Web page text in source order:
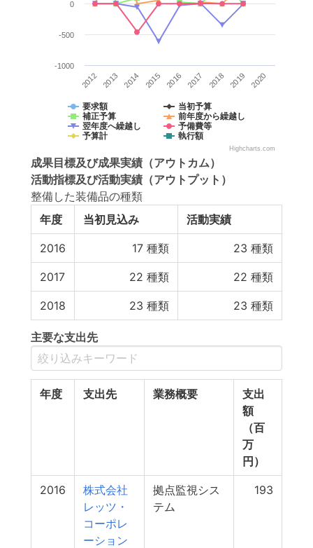
要求額
当初予算
補正予算
前年度から繰越し
翌年度へ繰越し
予備費等
予算計
執行額
2012 2013 2014 2015 2016 2017 2018 2019 2020
-1000
-500
0
Highcharts.com
成果目標及び成果実績 （アウトカム）
活動指標及び活動実績 （アウトプット）
整備した装備品の種類
年度
当初見込み 活動実績
2016 17 種類 23 種類
2017 22 種類 22 種類
2018 23 種類 23 種類
主要な支出先
年度 支出先 業務概要
支出
額
（百
万
円）
2016
株式会社
レッツ・
コーポレ
ーション
拠点監視シス
テム
193